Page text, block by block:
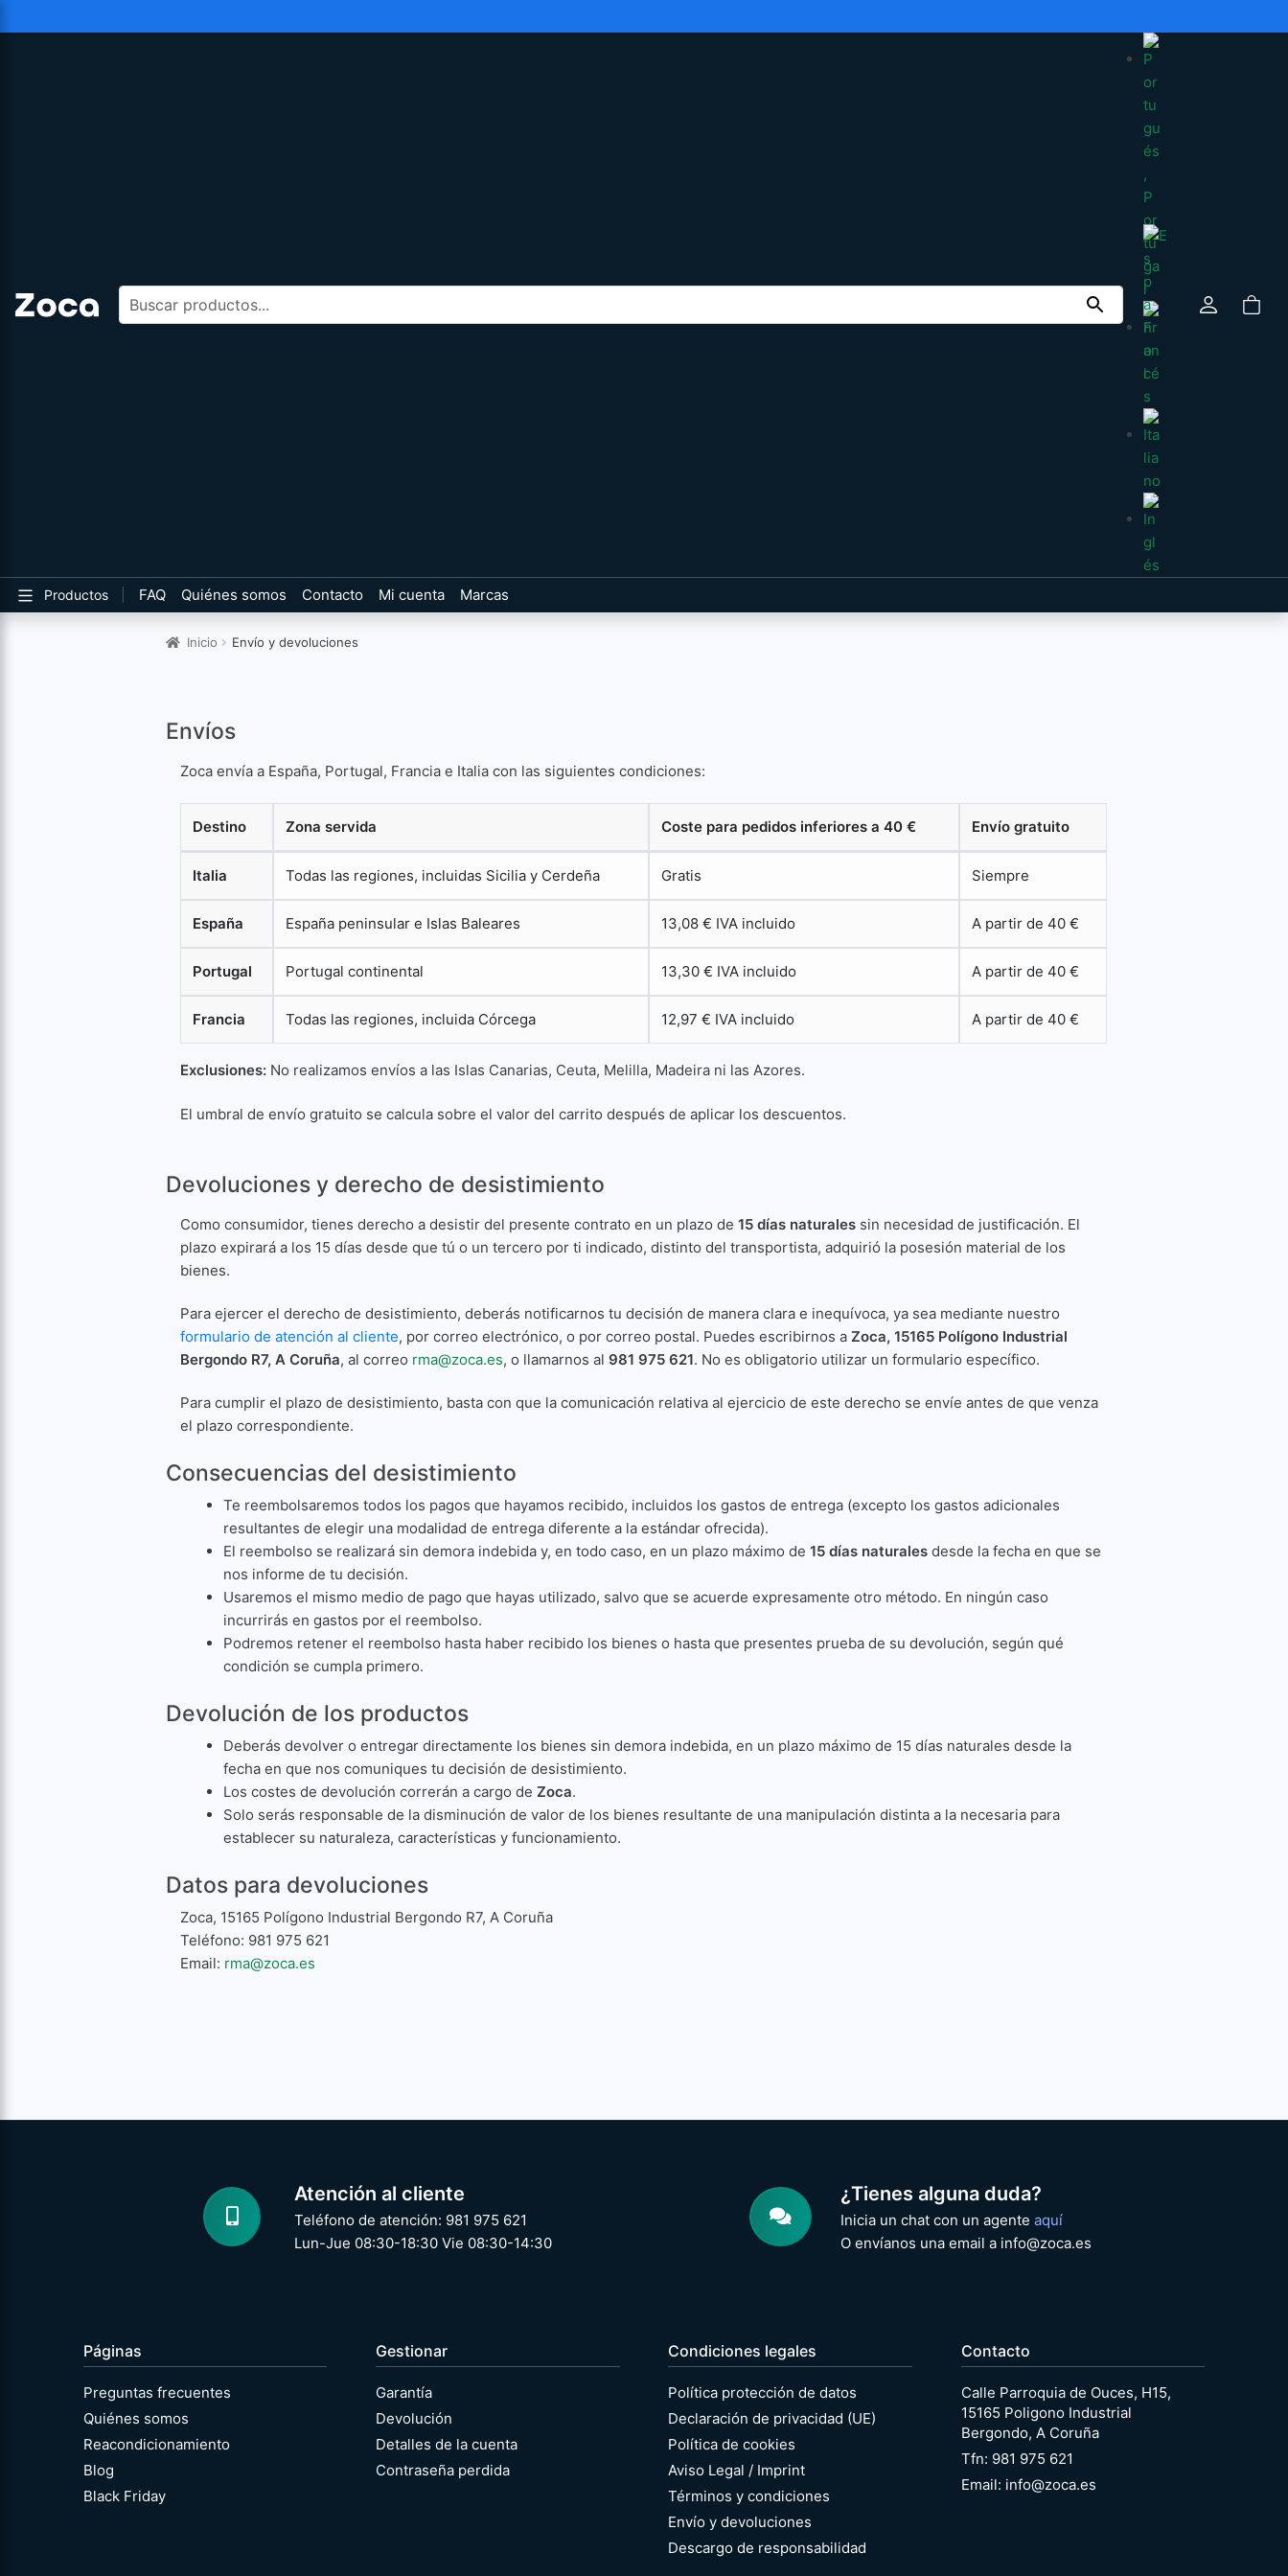
Buscar productos
Productos FAQ Quiénes somos Contacto Mi cuenta Marcas
Inicio Envío y devoluciones
Envíos
Zoca envía a España, Portugal, Francia e Italia con las siguientes condiciones:
Destino Zona servida Coste para pedidos inferiores a 40 € Envío gratuito
Italia Todas las regiones, incluidas Sicilia y Cerdeña Gratis Siempre
España España peninsular e Islas Baleares 13,08 € IVA incluido A partir de 40 €
Portugal Portugal continental 13,30 € IVA incluido A partir de 40 €
Francia Todas las regiones, incluida Córcega 12,97 € IVA incluido A partir de 40 €
Exclusiones: No realizamos envíos a las Islas Canarias, Ceuta, Melilla, Madeira ni las Azores.
El umbral de envío gratuito se calcula sobre el valor del carrito después de aplicar los descuentos.
Devoluciones y derecho de desistimiento
Como consumidor, tienes derecho a desistir del presente contrato en un plazo de15 días naturales sin necesidad de justificación. El
plazo expirará a los 15 días desde que tú o un tercero por ti indicado, distinto del transportista, adquirió la posesión material de los
bienes.
Para ejercer el derecho de desistimiento, deberás notificarnos tu decisión de manera clara e inequívoca, ya sea mediante nuestro
formulario de atención al cliente, por correo electrónico, o por correo postal. Puedes escribirnos aZoca, 15165 Polígono Industrial
Bergondo R7, A Coruña, al correo rma@zoca.es, o llamarnos al981 975 621. No es obligatorio utilizar un formulario específico.
Para cumplir el plazo de desistimiento, basta con que la comunicación relativa al ejercicio de este derecho se envíe antes de que venza
el plazo correspondiente.
Consecuencias del desistimiento
Te reembolsaremos todos los pagos que hayamos recibido, incluidos los gastos de entrega (excepto los gastos adicionales
resultantes de elegir una modalidad de entrega diferente a la estándar ofrecida).
El reembolso se realizará sin demora indebida y, en todo caso, en un plazo máximo de15 días naturales desde la fecha en que se
nos informe de tu decisión.
Usaremos el mismo medio de pago que hayas utilizado, salvo que se acuerde expresamente otro método. En ningún caso
incurrirás en gastos por el reembolso.
Podremos retener el reembolso hasta haber recibido los bienes o hasta que presentes prueba de su devolución, según qué
condición se cumpla primero.
Devolución de los productos
Deberás devolver o entregar directamente los bienes sin demora indebida, en un plazo máximo de 15 días naturales desde la
fecha en que nos comuniques tu decisión de desistimiento.
Los costes de devolución correrán a cargo deZoca.
Solo serás responsable de la disminución de valor de los bienes resultante de una manipulación distinta a la necesaria para
establecer su naturaleza, características y funcionamiento.
Datos para devoluciones
Zoca, 15165 Polígono Industrial Bergondo R7, A Coruña
Teléfono: 981 975 621
Email: rma@zoca.es
Atención al cliente
Teléfono de atención: 981 975 621
Lun-Jue 08:30-18:30 Vie 08:30-14:30
¿Tienes alguna duda?
Inicia un chat con un agente aquí
O envíanos una email a info@zoca.es
Páginas
Preguntas frecuentes
Quiénes somos
Reacondicionamiento
Blog
Black Friday
Gestionar
Garantía
Devolución
Detalles de la cuenta
Contraseña perdida
Condiciones legales
Política protección de datos
Declaración de privacidad (UE)
Política de cookies
Aviso Legal / Imprint
Términos y condiciones
Envío y devoluciones
Descargo de responsabilidad
Contacto
Calle Parroquia de Ouces, H15,
15165 Poligono Industrial
Bergondo, A Coruña
Tfn: 981 975 621
Email: info@zoca.es